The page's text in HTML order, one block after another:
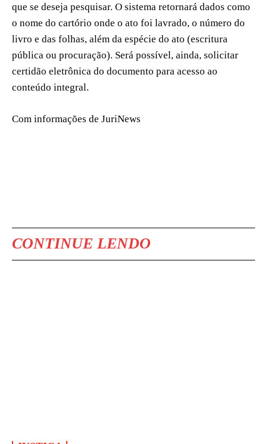
que se deseja pesquisar. O sistema retornará dados como
o nome do cartório onde o ato foi lavrado, o número do
livro e das folhas, além da espécie do ato (escritura
pública ou procuração). Será possível, ainda, solicitar
certidão eletrônica do documento para acesso ao
conteúdo integral.
Com informações de JuriNews
CONTINUE LENDO